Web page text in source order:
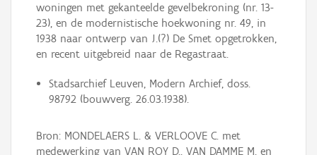
woningen met gekanteelde gevelbekroning (nr. 13-
23), en de modernistische hoekwoning nr. 49, in
1938 naar ontwerp van J.(?) De Smet opgetrokken,
en recent uitgebreid naar de Regastraat.
Stadsarchief Leuven, Modern Archief, doss.
98792 (bouwverg. 26.03.1938).
Bron: MONDELAERS L. & VERLOOVE C. met
medewerking van VAN ROY D., VAN DAMME M. en